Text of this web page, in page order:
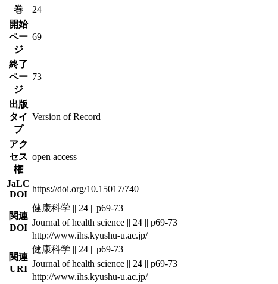
巻
24
開始
ペー
ジ
69
終了
ペー
ジ
73
出版
タイ
プ
Version of Record
アク
セス
権
open access
JaLC
DOI
https://doi.org/10.15017/740
関連
DOI
健康科学 || 24 || p69-73
Journal of health science || 24 || p69-73
http://www.ihs.kyushu-u.ac.jp/
関連
URI
健康科学 || 24 || p69-73
Journal of health science || 24 || p69-73
http://www.ihs.kyushu-u.ac.jp/